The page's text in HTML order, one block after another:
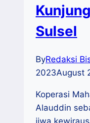
Sulsel
ByRedaksi
2023August
Koperasi
Alauddin